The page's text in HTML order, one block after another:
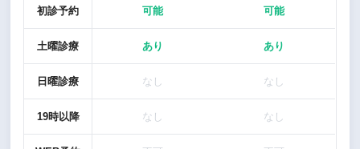
初診予約 可能 可能
土曜診療 あり あり
日曜診療 なし なし
19時以降 なし なし